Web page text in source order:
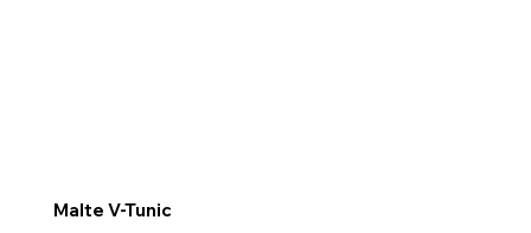
Malte V-Tunic